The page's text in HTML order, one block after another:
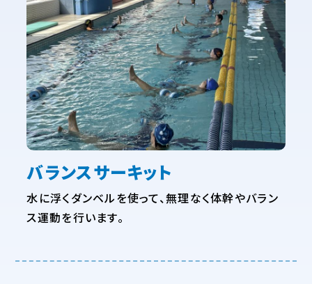
バランスサーキット
水に浮くダンベルを使って、無理なく体幹やバラン
ス運動を行います。